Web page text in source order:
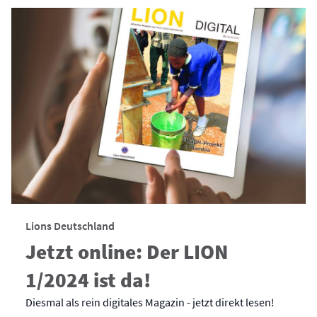
Lions Deutschland
Jetzt online: Der LION
1/2024 ist da!
Diesmal als rein digitales Magazin - jetzt direkt lesen!